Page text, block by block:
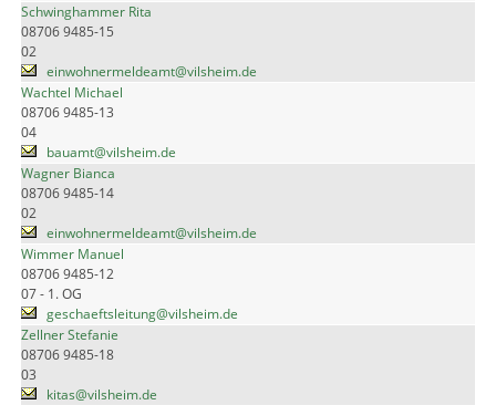
Schwinghammer Rita
08706 9485-15
02
einwohnermeldeamt@vilsheim.de
Wachtel Michael
08706 9485-13
04
bauamt@vilsheim.de
Wagner Bianca
08706 9485-14
02
einwohnermeldeamt@vilsheim.de
Wimmer Manuel
08706 9485-12
07 - 1. OG
geschaeftsleitung@vilsheim.de
Zellner Stefanie
08706 9485-18
03
kitas@vilsheim.de